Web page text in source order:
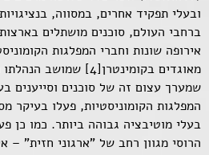
ובעלי תפקיד אחרים, במסווה,
ברחבי העולם, סוכנים מושתלים
אירופה שונות וחברי המפלגות
מאוגדים בקומינטרן[4]
שמערך עצום זה של סוכנים וסייענים
המפלגות הקומוניסטיות, פעלו בעיקר
בעלי מוטיבציה גבוהה ביותר. כמו כן
הרוסי מגוון רחב של "ארגוני חזית" –